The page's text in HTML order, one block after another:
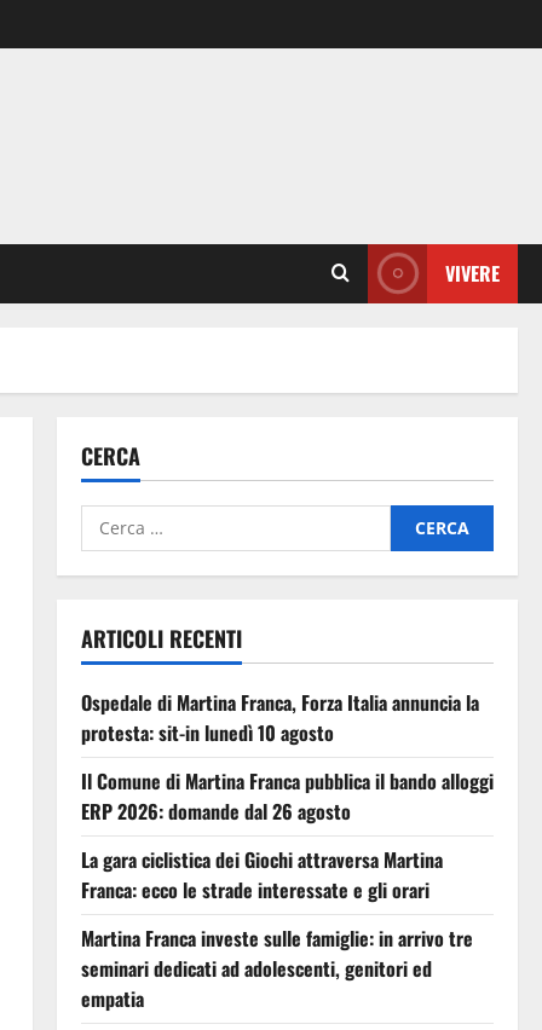
VIVERE
CERCA
ARTICOLI RECENTI
Ospedale di Martina Franca, Forza Italia annuncia la
protesta: sit-in lunedì 10 agosto
Il Comune di Martina Franca pubblica il bando alloggi
ERP 2026: domande dal 26 agosto
La gara ciclistica dei Giochi attraversa Martina
Franca: ecco le strade interessate e gli orari
Martina Franca investe sulle famiglie: in arrivo tre
seminari dedicati ad adolescenti, genitori ed
empatia